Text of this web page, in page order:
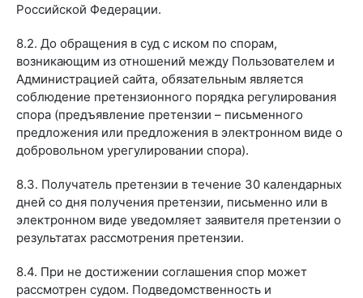
Российской Федерации.
8.2. До обращения в суд с иском по спорам,
возникающим из отношений между Пользователем и
Администрацией сайта, обязательным является
соблюдение претензионного порядка регулирования
спора (предъявление претензии – письменного
предложения или предложения в электронном виде о
добровольном урегулировании спора).
8.3. Получатель претензии в течение 30 календарных
дней со дня получения претензии, письменно или в
электронном виде уведомляет заявителя претензии о
результатах рассмотрения претензии.
8.4. При не достижении соглашения спор может
рассмотрен судом. Подведомственность и